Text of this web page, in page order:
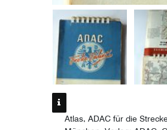
Atlas, ADAC für die